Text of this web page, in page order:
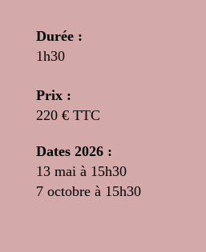
Durée :
1h30
Prix :
220 € TTC
Dates 2026 :
13 mai à 15h30
7 octobre à 15h30